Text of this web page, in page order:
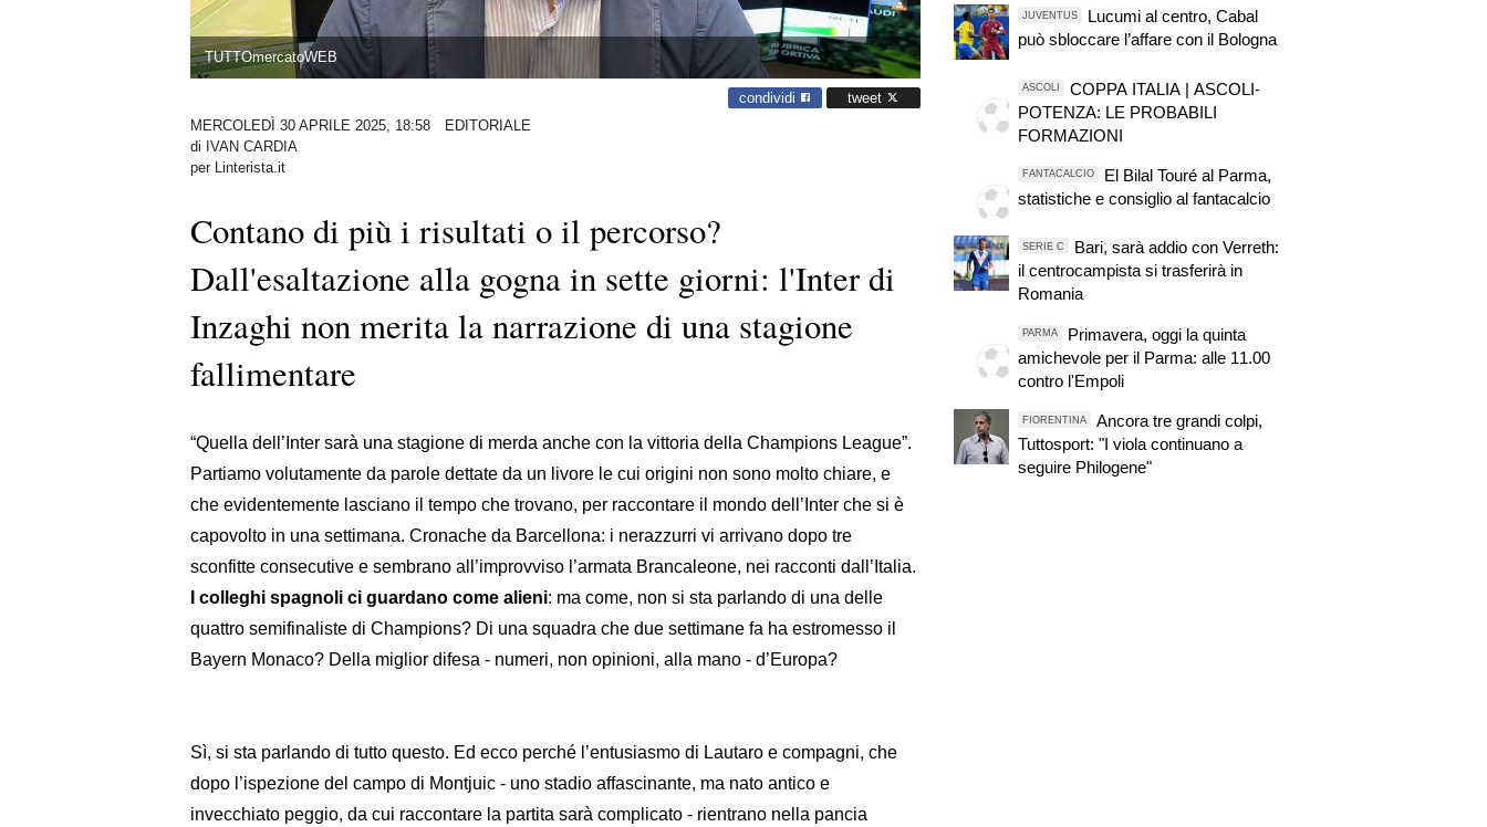
TUTTOmercatoWEB
condividi
tweet
MERCOLEDÌ 30 APRILE 2025, 18:58
EDITORIALE
di IVAN CARDIA
per Linterista.it
Contano di più i risultati o il percorso?
Dall'esaltazione alla gogna in sette giorni: l'Inter di
Inzaghi non merita la narrazione di una stagione
fallimentare
“Quella dell’Inter sarà una stagione di merda anche con la vittoria della Champions League”.
Partiamo volutamente da parole dettate da un livore le cui origini non sono molto chiare, e
che evidentemente lasciano il tempo che trovano, per raccontare il mondo dell’Inter che si è
capovolto in una settimana. Cronache da Barcellona: i nerazzurri vi arrivano dopo tre
sconfitte consecutive e sembrano all’improvviso l’armata Brancaleone, nei racconti dall’Italia.
I colleghi spagnoli ci guardano come alieni: ma come, non si sta parlando di una delle
quattro semifinaliste di Champions? Di una squadra che due settimane fa ha estromesso il
Bayern Monaco? Della miglior difesa - numeri, non opinioni, alla mano - d’Europa?
Sì, si sta parlando di tutto questo. Ed ecco perché l’entusiasmo di Lautaro e compagni, che
dopo l’ispezione del campo di Montjuic - uno stadio affascinante, ma nato antico e
invecchiato peggio, da cui raccontare la partita sarà complicato - rientrano nella pancia
JUVENTUS
Lucumi al centro, Cabal
può sbloccare l’affare con il Bologna
ASCOLI
COPPA ITALIA | ASCOLI-
POTENZA: LE PROBABILI
FORMAZIONI
FANTACALCIO
El Bilal Touré al Parma,
statistiche e consiglio al fantacalcio
SERIE C
Bari, sarà addio con Verreth:
il centrocampista si trasferirà in
Romania
PARMA
Primavera, oggi la quinta
amichevole per il Parma: alle 11.00
contro l'Empoli
FIORENTINA
Ancora tre grandi colpi,
Tuttosport: "I viola continuano a
seguire Philogene"